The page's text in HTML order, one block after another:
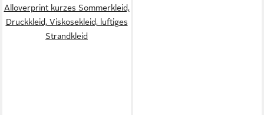
Alloverprint kurzes Sommerkleid,
Druckkleid, Viskosekleid, luftiges
Strandkleid